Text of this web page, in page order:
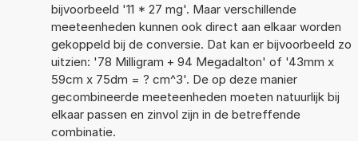
bijvoorbeeld '11 * 27 mg'. Maar verschillende
meeteenheden kunnen ook direct aan elkaar worden
gekoppeld bij de conversie. Dat kan er bijvoorbeeld zo
uitzien: '78 Milligram + 94 Megadalton' of '43mm x
59cm x 75dm = ? cm^3'. De op deze manier
gecombineerde meeteenheden moeten natuurlijk bij
elkaar passen en zinvol zijn in de betreffende
combinatie.